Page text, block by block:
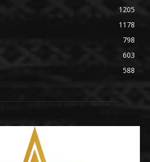
1205
1178
798
603
588